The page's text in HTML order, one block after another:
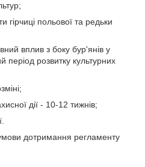
гірчиці польової та редьки
вплив з боку бур'янів у
період розвитку культурних
дії - 10-12 тижнів;
умови дотримання регламенту